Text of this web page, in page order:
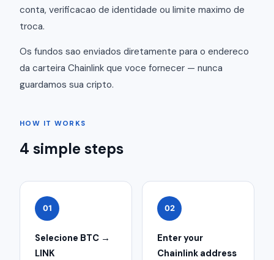
conta, verificacao de identidade ou limite maximo de
troca.
Os fundos sao enviados diretamente para o endereco
da carteira Chainlink que voce fornecer — nunca
guardamos sua cripto.
HOW IT WORKS
4 simple steps
01
Selecione BTC →
LINK
02
Enter your
Chainlink address